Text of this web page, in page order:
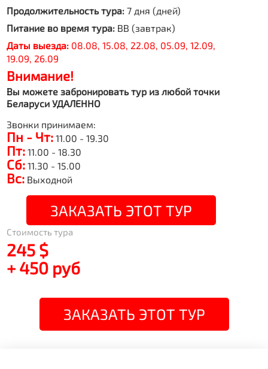
Продолжительность тура:7 дня (дней)
Питание во время тура: BB (завтрак)
Даты выезда: 08.08, 15.08, 22.08, 05.09, 12.09,
19.09, 26.09
Внимание!
Вы можете забронировать тур из любой точки
Беларуси УДАЛЕННО
Звонки принимаем:
Пн - Чт: 11.00 - 19.30
Пт: 11.00 - 18.30
Сб: 11.30 - 15.00
Вс: Выходной
ЗАКАЗАТЬ ЭТОТ ТУР
Стоимость тура
245 $
+ 450 руб
ЗАКАЗАТЬ ЭТОТ ТУР